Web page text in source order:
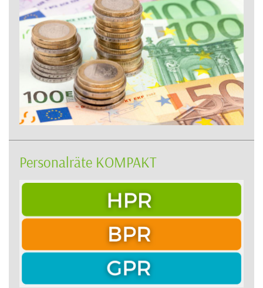
Personalräte KOMPAKT